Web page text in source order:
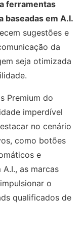
ferramentas
baseadas em A.I.
sugestões e
da
seja otimizada
Premium do
imperdível
no cenário
como botões
e
as marcas
o
qualificados de